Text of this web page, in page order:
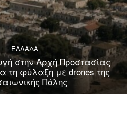
ΕΛΛΑΔΑ
στην Αρχή Προστασίας
τη φύλαξη με drones της
Πόλης